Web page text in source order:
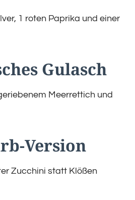
1 roten Paprika und einer
Gulasch
Meerrettich und
Version
Zucchini statt Klößen